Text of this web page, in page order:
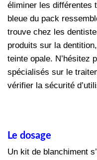
éliminer les différentes
bleue du pack
trouve chez les
produits sur la
teinte opale. N’hésitez
spécialisés sur le
vérifier la sécurité
Le dosage
Un kit de blanchiment